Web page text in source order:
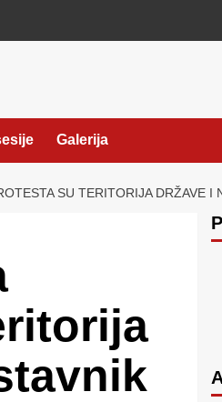
Galerija
SU TERITORIJA DRŽAVE I